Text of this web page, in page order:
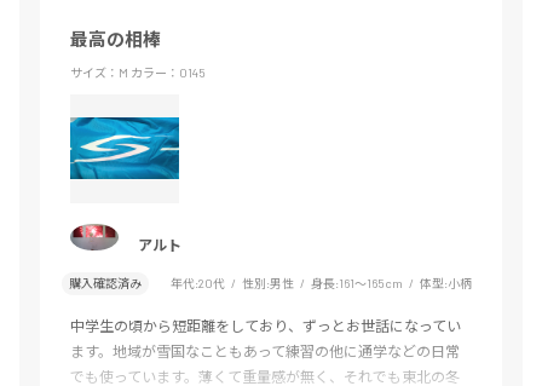
最高の相棒
サイズ：M カラー：0145
アルト
購入確認済み 年代:20代 性別:男性 身長:161～165cm 体型:小柄
中学生の頃から短距離をしており、ずっとお世話になってい
ます。地域が雪国なこともあって練習の他に通学などの日常
でも使っています。薄くて重量感が無く、それでも東北の冬